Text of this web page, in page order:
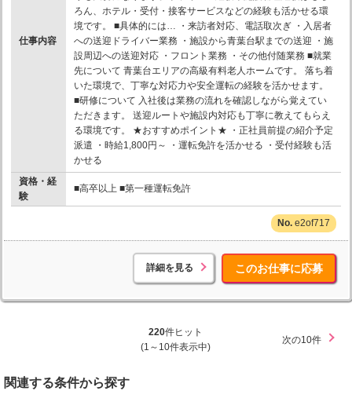
仕事内容
ろん、ホテル・受付・接客サービスなどの経験も活かせる環
境です。 ■具体的には… ・来訪者対応、電話取次ぎ ・入居者
への送迎ドライバー業務 ・施設から青葉台駅までの送迎 ・施
設周辺への送迎対応 ・フロント業務 ・その他付随業務 ■就業
先について 青葉台エリアの高級有料老人ホームです。 落ち着
いた環境で、丁寧な対応力や安全運転の経験を活かせます。
■研修について 入社後は業務の流れを確認しながら覚えてい
ただきます。 送迎ルートや施設内対応も丁寧に教えてもらえ
る環境です。 ★おすすめポイント★ ・正社員前提の紹介予定
派遣 ・時給1,800円～ ・運転免許を活かせる ・受付経験も活
かせる
資格・経
験
■高卒以上 ■第一種運転免許
e2of717
詳細を見る このお仕事に応募
220件ヒット
(1～10件表示中)
次の10件
関連する条件から探す